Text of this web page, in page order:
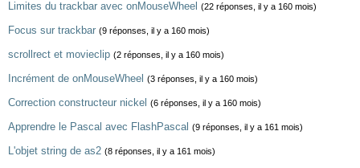
Limites du trackbar avec onMouseWheel (22 réponses, il y a 160 mois)
Focus sur trackbar (9 réponses, il y a 160 mois)
scrollrect et movieclip (2 réponses, il y a 160 mois)
Incrément de onMouseWheel (3 réponses, il y a 160 mois)
Correction constructeur nickel (6 réponses, il y a 160 mois)
Apprendre le Pascal avec FlashPascal (9 réponses, il y a 161 mois)
L'objet string de as2 (8 réponses, il y a 161 mois)